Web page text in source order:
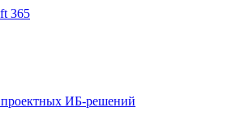
365
проектных ИБ-решений